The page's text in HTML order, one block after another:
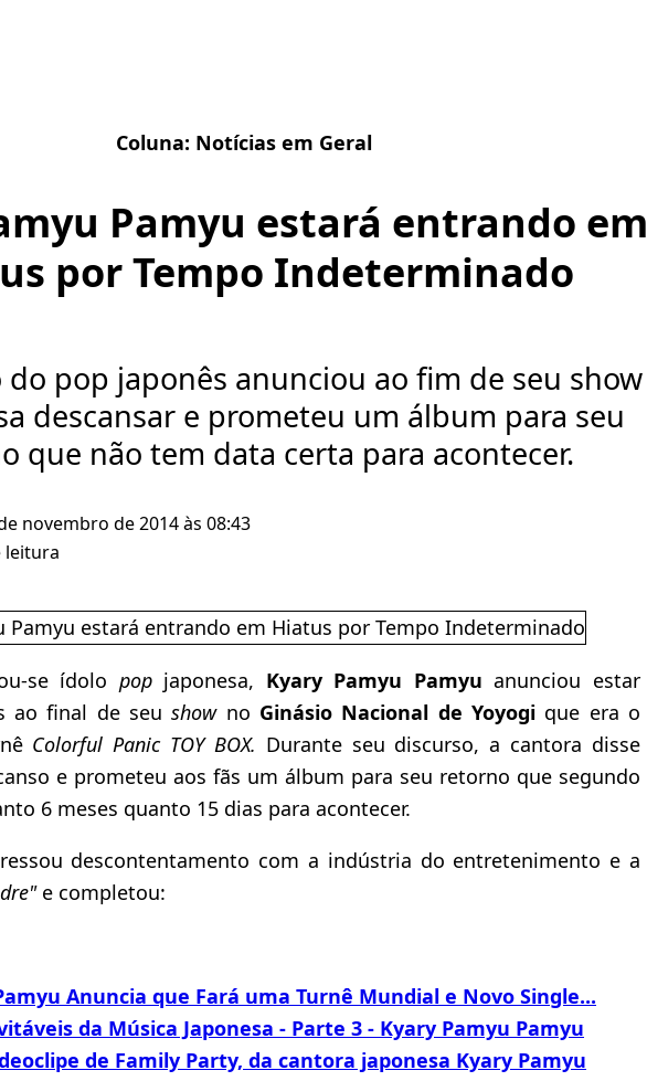
Coluna: Notícias em Geral
Pamyu estará entrando em
por Tempo Indeterminado
do pop japonês anunciou ao fim de seu show
descansar e prometeu um álbum para seu
que não tem data certa para acontecer.
novembro de 2014 às 08:43
leitura
se ídolo popjaponesa, Kyary Pamyu Pamyu anunciou estar
ao final de seushowno Ginásio Nacional de Yoyogi que era o
Colorful Panic TOY BOX. Durante seu discurso, a cantora disse
e prometeu aos fãs um álbum para seu retorno que segundo
6 meses quanto 15 dias para acontecer.
descontentamento com a indústria do entretenimento e a
e completou:
Anuncia que Fará uma Turnê Mundial e Novo Single...
da Música Japonesa - Parte 3 - Kyary Pamyu Pamyu
de Family Party, da cantora japonesa Kyary Pamyu